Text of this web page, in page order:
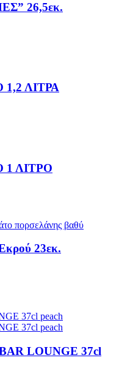
26,5εκ.
ΛΙΤΡΑ
ΛΙΤΡΟ
23εκ.
LOUNGE 37cl